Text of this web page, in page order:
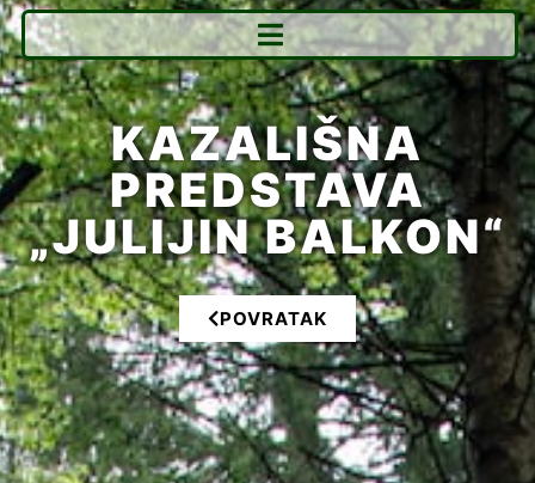
KAZALIŠNA
PREDSTAVA
„JULIJIN BALKON“
POVRATAK